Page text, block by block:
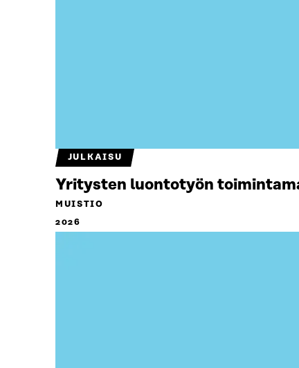
JULKAISU
Yritysten luontotyön
MUISTIO
2026